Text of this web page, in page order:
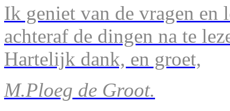
Ik geniet van de vragen en
achteraf de dingen na te
Hartelijk dank, en groet,
M.Ploeg de Groot.